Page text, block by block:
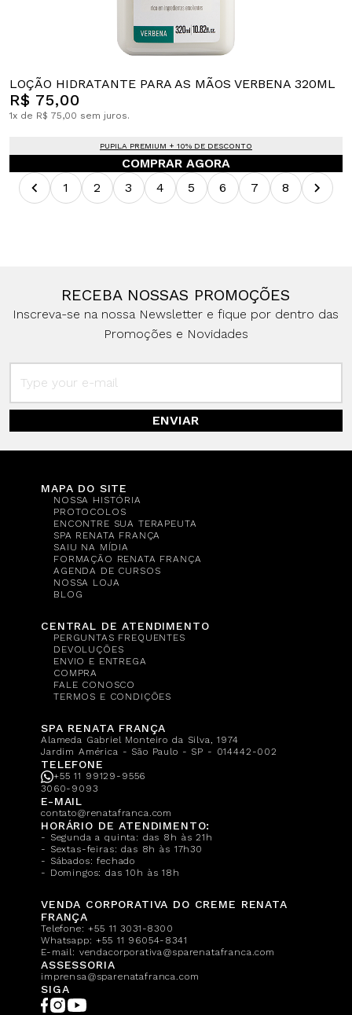
LOÇÃO HIDRATANTE PARA AS MÃOS VERBENA 320ML
R$ 75,00
1x de R$ 75,00 sem juros.
PUPILA PREMIUM + 10% DE DESCONTO
COMPRAR AGORA
1
2 3 4 5 6 7 8
RECEBA NOSSAS PROMOÇÕES
Inscreva-se na nossa Newsletter e fique por dentro das
Promoções e Novidades
ENVIAR
MAPA DO SITE
NOSSA HISTÓRIA
PROTOCOLOS
ENCONTRE SUA TERAPEUTA
SPA RENATA FRANÇA
SAIU NA MÍDIA
FORMAÇÃO RENATA FRANÇA
AGENDA DE CURSOS
NOSSA LOJA
BLOG
CENTRAL DE ATENDIMENTO
PERGUNTAS FREQUENTES
DEVOLUÇÕES
ENVIO E ENTREGA
COMPRA
FALE CONOSCO
TERMOS E CONDIÇÕES
SPA RENATA FRANÇA
Alameda Gabriel Monteiro da Silva, 1974
Jardim América - São Paulo - SP - 014442-002
TELEFONE
+55 11 99129-9556
3060-9093
E-MAIL
contato@renatafranca.com
HORÁRIO DE ATENDIMENTO:
- Segunda a quinta: das 8h às 21h
- Sextas-feiras: das 8h às 17h30
- Sábados: fechado
- Domingos: das 10h às 18h
VENDA CORPORATIVA DO CREME RENATA
FRANÇA
Telefone:+55 11 3031-8300
Whatsapp:+55 11 96054-8341
E-mail: vendacorporativa@sparenatafranca.com
ASSESSORIA
imprensa@sparenatafranca.com
SIGA